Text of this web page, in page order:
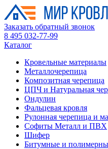
Заказать обратный звонок
8 495 032-77-99
Каталог
Кровельные материалы
Металлочерепица
Композитная черепица
ЦПЧ и Натуральная
Ондулин
Фальцевая кровля
Рулонная черепица и
Софиты Металл и ПВХ
Шифер
Битумные и